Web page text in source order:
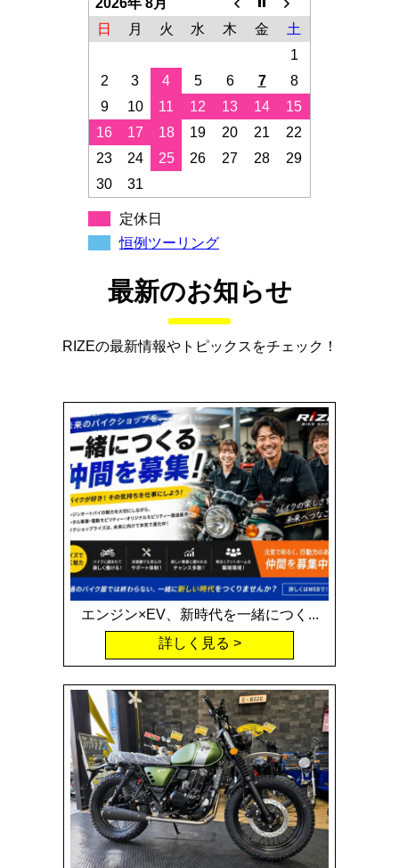
日
月 火 水 木 金
土
1
2
3 4 5 6 7
8
9
10 11 12 13 14
15
16
17 18 19 20 21
22
23
24 25 26 27 28
29
30
31
定休日
恒例ツーリング
最新のお知らせ
RIZEの最新情報やトピックスをチェック！
エンジン×EV、新時代を一緒につく...
詳しく見る